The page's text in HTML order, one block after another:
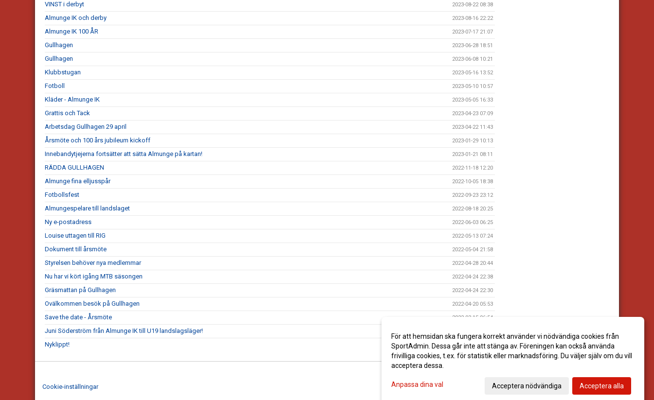
VINST i derbyt 2023-08-22 08:38
Almunge IK och derby 2023-08-16 22:22
Almunge IK 100 ÅR 2023-07-17 21:07
Gullhagen 2023-06-28 18:51
Gullhagen 2023-06-08 10:21
Klubbstugan 2023-05-16 13:52
Fotboll 2023-05-10 10:57
Kläder - Almunge IK 2023-05-05 16:33
Grattis och Tack 2023-04-23 07:09
Arbetsdag Gullhagen 29 april 2023-04-22 11:43
Årsmöte och 100 års jubileum kickoff 2023-01-29 10:13
Innebandytjejerna fortsätter att sätta Almunge på kartan! 2023-01-21 08:11
RÄDDA GULLHAGEN 2022-11-18 12:20
Almunge fina elljusspår 2022-10-05 18:38
Fotbollsfest 2022-09-23 23:12
Almungespelare till landslaget 2022-08-18 20:25
Ny e-postadress 2022-06-03 06:25
Louise uttagen till RIG 2022-05-13 07:24
Dokument till årsmöte 2022-05-04 21:58
Styrelsen behöver nya medlemmar 2022-04-28 20:44
Nu har vi kört igång MTB säsongen 2022-04-24 22:38
Gräsmattan på Gullhagen 2022-04-24 22:30
Ovälkommen besök på Gullhagen 2022-04-20 05:53
Save the date - Årsmöte 2022-03-15 06:54
Juni Söderström från Almunge IK till U19 landslagsläger!
Nyklippt! 2021-06-14 09:34
Cookie-inställningar
För att hemsidan ska fungera korrekt använder vi nödvändiga cookies från
SportAdmin. Dessa går inte att stänga av. Föreningen kan också använda
frivilliga cookies, t.ex. för statistik eller marknadsföring. Du väljer själv om du vill
acceptera dessa.
Anpassa dina val Acceptera nödvändiga Acceptera alla